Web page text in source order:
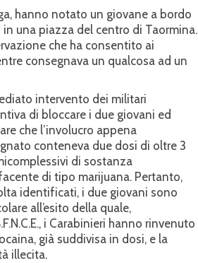
hanno notato un giovane a bordo
una piazza del centro di Taormina.
che ha consentito ai
consegnava un qualcosa ad un
intervento dei militari
di bloccare i due giovani ed
che l’involucro appena
conteneva due dosi di oltre 3
di sostanza
di tipo marijuana. Pertanto,
identificati, i due giovani sono
all’esito della quale,
i Carabinieri hanno rinvenuto
già suddivisa in dosi, e la
illecita.